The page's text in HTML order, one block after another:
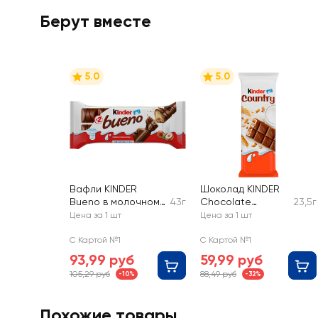
Берут вместе
5.0
Вафли KINDER
Bueno в молочном
шоколаде
43г
Цена за 1 шт
С Картой №1
93,99 руб
105,29 руб -10%
5.0
Шоколад KINDER
Chocolate
Country с
злаковой
начинкой
23,5г
Цена за 1 шт
С Картой №1
59,99 руб
88,49 руб -32%